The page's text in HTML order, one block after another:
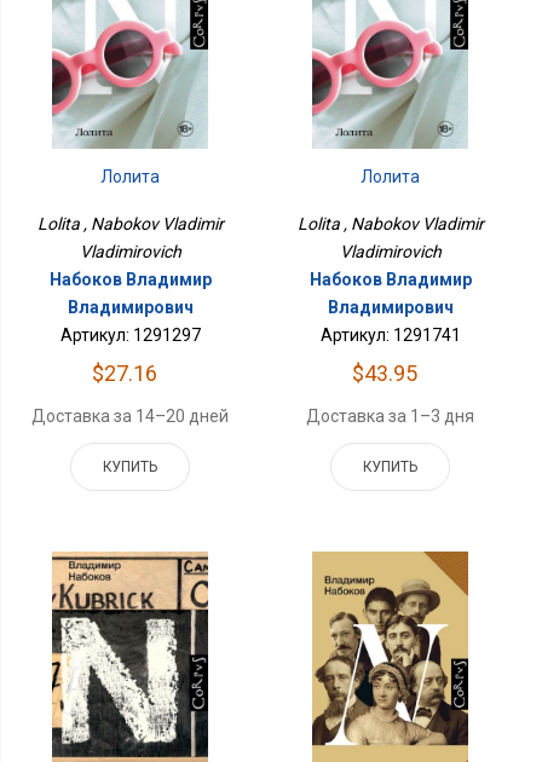
Лолита
Lolita , Nabokov Vladimir
Vladimirovich
Набоков Владимир
Владимирович
Артикул: 1291297
$27.16
Доставка за 14–20 дней
КУПИТЬ
Лолита
Lolita , Nabokov Vladimir
Vladimirovich
Набоков Владимир
Владимирович
Артикул: 1291741
$43.95
Доставка за 1–3 дня
КУПИТЬ